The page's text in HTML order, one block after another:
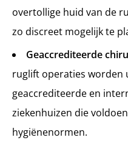
overtollige huid van de
zo discreet mogelijk te
Geaccrediteerde
ruglift operaties worden
geaccrediteerde en
ziekenhuizen die
hygiënenormen.